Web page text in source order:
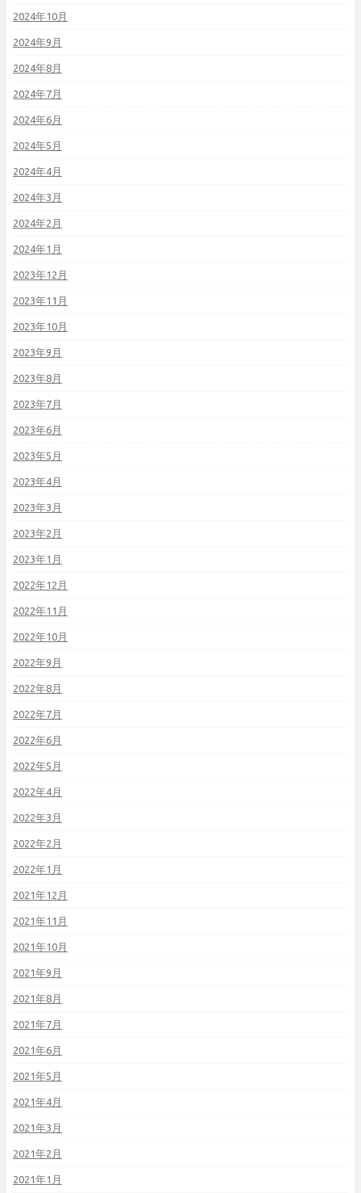
2024年10月
2024年9月
2024年8月
2024年7月
2024年6月
2024年5月
2024年4月
2024年3月
2024年2月
2024年1月
2023年12月
2023年11月
2023年10月
2023年9月
2023年8月
2023年7月
2023年6月
2023年5月
2023年4月
2023年3月
2023年2月
2023年1月
2022年12月
2022年11月
2022年10月
2022年9月
2022年8月
2022年7月
2022年6月
2022年5月
2022年4月
2022年3月
2022年2月
2022年1月
2021年12月
2021年11月
2021年10月
2021年9月
2021年8月
2021年7月
2021年6月
2021年5月
2021年4月
2021年3月
2021年2月
2021年1月